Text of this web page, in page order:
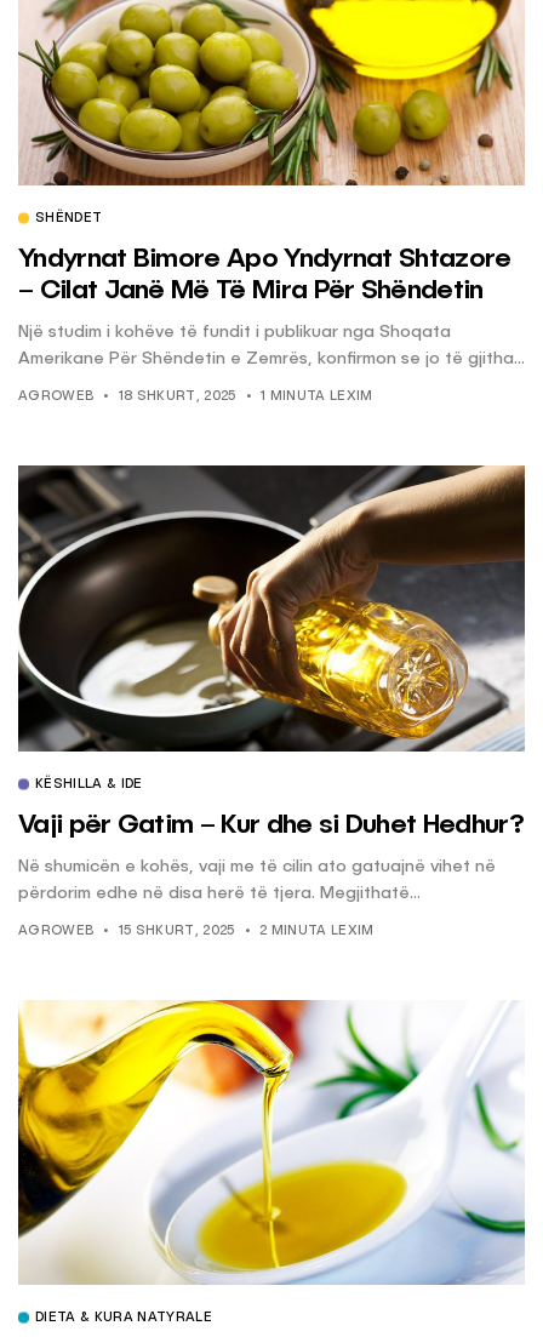
SHËNDET
Yndyrnat Bimore Apo Yndyrnat Shtazore
– Cilat Janë Më Të Mira Për Shëndetin
Një studim i kohëve të fundit i publikuar nga Shoqata
Amerikane Për Shëndetin e Zemrës, konfirmon se jo të gjitha...
AGROWEB 18 SHKURT, 2025 1 MINUTA LEXIM
KËSHILLA & IDE
Vaji për Gatim – Kur dhe si Duhet Hedhur?
Në shumicën e kohës, vaji me të cilin ato gatuajnë vihet në
përdorim edhe në disa herë të tjera. Megjithatë...
AGROWEB 15 SHKURT, 2025 2 MINUTA LEXIM
DIETA & KURA NATYRALE